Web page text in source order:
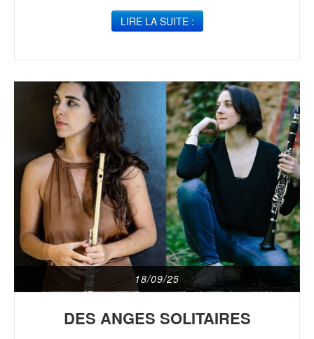
LIRE LA SUITE :
18/09/25
DES ANGES SOLITAIRES